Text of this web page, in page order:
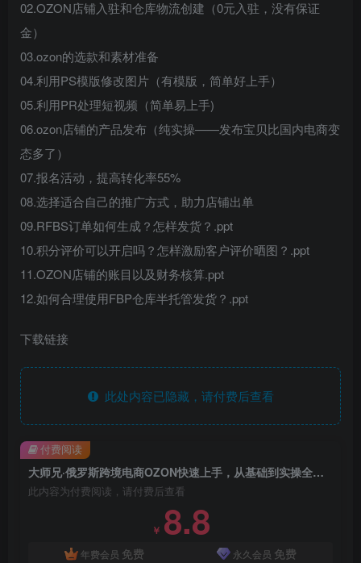
02.OZON店铺入驻和仓库物流创建（0元入驻，没有保证
金）
03.ozon的选款和素材准备
04.利用PS模版修改图片（有模版，简单好上手）
05.利用PR处理短视频（简单易上手)
06.ozon店铺的产品发布（纯实操——发布宝贝比国内电商变
态多了）
07.报名活动，提高转化率55%
08.选择适合自己的推广方式，助力店铺出单
09.RFBS订单如何生成？怎样发货？.ppt
10.积分评价可以开启吗？怎样激励客户评价晒图？.ppt
11.OZON店铺的账目以及财务核算.ppt
12.如何合理使用FBP仓库半托管发货？.ppt
下载链接
此处内容已隐藏，请付费后查看
大师兄·俄罗斯跨境电商OZON快速上手，从基础到实操全覆盖视频教程
此内容为付费阅读，请付费后查看
￥ 8.8
年费会员 免费 永久会员 免费
付费阅读